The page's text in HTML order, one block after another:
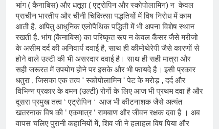
भांग ( कैनाबिस) और धतूरा ( एट्रोपिन और स्कोपोलामिन) न केवल
प्राचीन भारतीय और चीनी चिकित्सा पद्धतियों में विष निरोध में काम
आती है, अपितु आधुनिक एलोपैथिक पद्धिती में भी अपना विशेष स्थान
रखती है. भांग (कैनाबिस) का परिष्कृत रूप न केवल कैंसर जैसे मरीजो
के असीम दर्द की अनिवार्य दवाई है, साथ ही कीमोथेरेपी जैसे कारणों से
होने वाले उल्टी की भी असरदार दवाई है। साथ ही सही मात्रा और
सही जरूरत में उपयोग होने पर इसके और भी फायदे है। इसी प्रकार
धतुरा , जिसका एक तत्व ‘ स्कोपोलामिन ‘ पेट के मरोड़ , दर्द और
विभिन्न प्रकार के वमन (उल्टी) रोगों के लिए आज भी प्रथम दवा है और
दूसरा प्रमुख तत्व ‘ एट्रोपिन ‘ आज भी कीटनाशक जैसे अत्यंत
खतरनाक विष की ‘ एकमात्र ‘ रामबाण और जीवन रक्षक दवा है । अब
वापस चलिए पुरानी कहानियों में, शिव जी ने हलाहल विष पिया और